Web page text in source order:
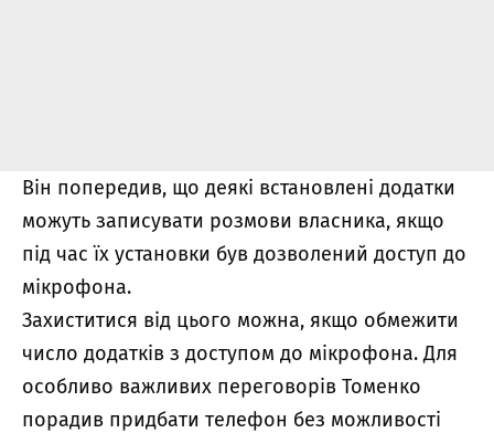
Він попередив, що деякі встановлені додатки
можуть записувати розмови власника, якщо
під час їх установки був дозволений доступ до
мікрофона.
Захиститися від цього можна, якщо обмежити
число додатків з доступом до мікрофона. Для
особливо важливих переговорів Томенко
порадив придбати телефон без можливості